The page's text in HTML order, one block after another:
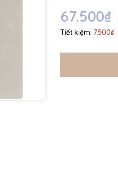
67.500₫
Tiết kiệm: 7.500₫